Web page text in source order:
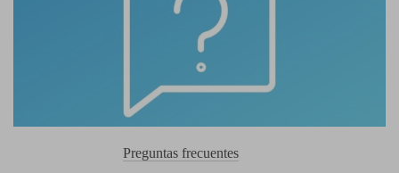
Preguntas frecuentes